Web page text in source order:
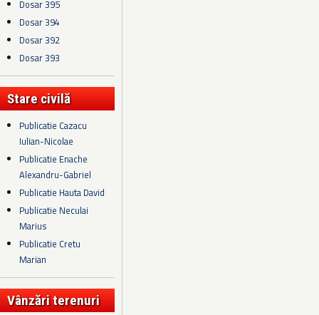
Dosar 395
Dosar 394
Dosar 392
Dosar 393
Stare civilă
Publicatie Cazacu
Iulian-Nicolae
Publicatie Enache
Alexandru-Gabriel
Publicatie Hauta David
Publicatie Neculai
Marius
Publicatie Cretu
Marian
Vânzări terenuri